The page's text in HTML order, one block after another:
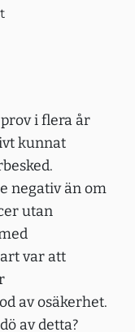
i flera år
kunnat
negativ än om
utan
var att
av osäkerhet.
av detta?